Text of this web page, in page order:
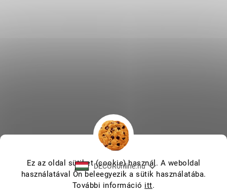
Ez az oldal sütiket (cookie) használ. A weboldal
használatával Ön beleegyezik a sütik használatába.
További információ itt.
DECORonline.hu
Shoptet készítette